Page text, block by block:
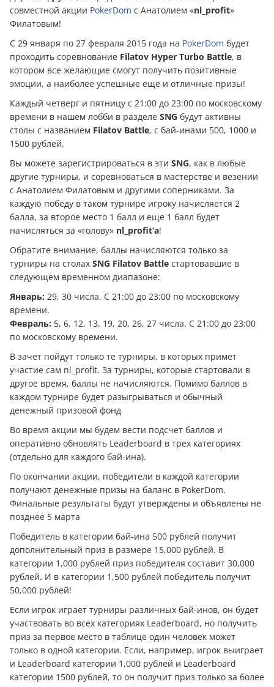
совместной акции PokerDom с Анатолием «nl_profit»
Филатовым!
С 29 января по 27 февраля 2015 года на PokerDom будет
проходить соревнование Filatov Hyper Turbo Battle, в
котором все желающие смогут получить позитивные
эмоции, а наиболее успешные еще и отличные призы!
Каждый четверг и пятницу с 21:00 до 23:00 по московскому
времени в нашем лобби в разделе SNG будут активны
столы с названием Filatov Battle, с бай-инами 500, 1000 и
1500 рублей.
Вы можете зарегистрироваться в эти SNG, как в любые
другие турниры, и соревноваться в мастерстве и везении
с Анатолием Филатовым и другими соперниками. За
каждую победу в таком турнире игроку начисляется 2
балла, за второе место 1 балл и еще 1 балл будет
начисляться за «голову» nl_profit’а!
Обратите внимание, баллы начисляются только за
турниры на столах SNG Filatov Battle стартовавшие в
следующем временном диапазоне:
Январь: 29, 30 числа. С 21:00 до 23:00 по московскому
времени.
Февраль: 5, 6, 12, 13, 19, 20, 26, 27 числа. С 21:00 до 23:00
по московскому времени.
В зачет пойдут только те турниры, в которых примет
участие сам nl_profit. За турниры, которые стартовали в
другое время, баллы не начисляются. Помимо баллов в
каждом турнире будет разыгрываться и обычный
денежный призовой фонд
Во время акции мы будем вести подсчет баллов и
оперативно обновлять Leaderboard в трех категориях
(отдельно для каждого бай-ина).
По окончании акции, победители в каждой категории
получают денежные призы на баланс в PokerDom.
Финальные результаты будут утверждены и объявлены не
позднее 5 марта
Победитель в категории бай-ина 500 рублей получит
дополнительный приз в размере 15,000 рублей. В
категории 1,000 рублей приз победителя составит 30,000
рублей. И в категории 1,500 рублей победитель получит
50,000 рублей!
Если игрок играет турниры различных бай-инов, он будет
участвовать во всех категориях Leaderboard, но получить
приз за первое место в таблице один человек может
только в одной категории. Если, например, игрок выиграет
и Leaderboard категории 1,000 рублей и Leaderboard
категории 1500 рублей, то он получит приз только за более